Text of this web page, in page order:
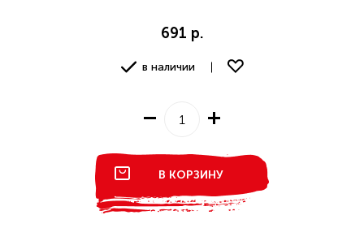
691 р.
в наличии
В КОРЗИНУ